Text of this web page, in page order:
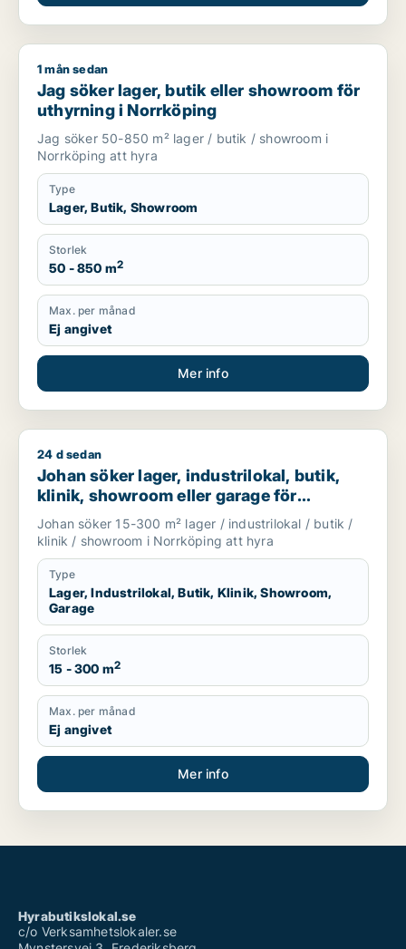
Jag söker lager, butik eller showroom för uthyrning i
1 mån sedan
Jag söker lager, butik eller showroom för
uthyrning i Norrköping
Jag söker 50-850 m² lager / butik / showroom i
Norrköping att hyra
Type
Lager, Butik, Showroom
Storlek
50 - 850 m2
Max. per månad
Ej angivet
Mer info
Johan söker lager, industrilokal, butik, klinik, showroom
24 d sedan
Johan söker lager, industrilokal, butik,
klinik, showroom eller garage för
uthyrning i Norrköping
Johan söker 15-300 m² lager / industrilokal / butik /
klinik / showroom i Norrköping att hyra
Type
Lager, Industrilokal, Butik, Klinik, Showroom,
Garage
Storlek
15 - 300 m2
Max. per månad
Ej angivet
Mer info
Hyrabutikslokal.se
c/o Verksamhetslokaler.se